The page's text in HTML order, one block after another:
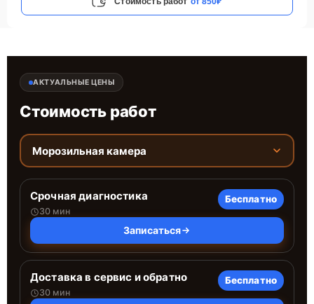
АКТУАЛЬНЫЕ ЦЕНЫ
Стоимость работ
Морозильная камера
Срочная диагностика
30 мин
Бесплатно
Записаться
Доставка в сервис и обратно
30 мин
Бесплатно